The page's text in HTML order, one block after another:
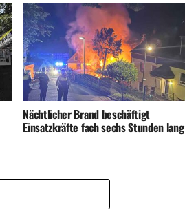
Nächtlicher Brand beschäftigt
Einsatzkräfte fach sechs Stunden lang